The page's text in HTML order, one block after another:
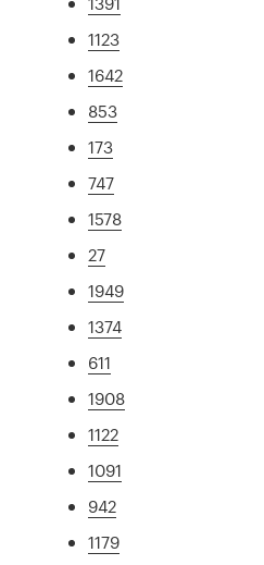
1123
1642
853
173
747
1578
27
1949
1374
611
1908
1122
1091
942
1179